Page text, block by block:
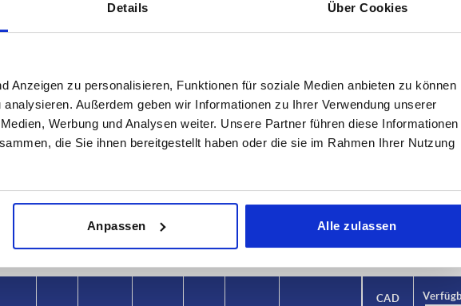
Details Über Cookies
Anzeigen zu personalisieren, Funktionen für soziale Medien anbieten zu können
Außerdem geben wir Informationen zu Ihrer Verwendung unserer
Werbung und Analysen weiter. Unsere Partner führen diese Informationen
die Sie ihnen bereitgestellt haben oder die sie im Rahmen Ihrer Nutzung
Anpassen Alle zulassen
D1 E
TABELLE VERGRÖSSERN
Sie das bestätigte
Lieferzeit auf
Derzeit nicht
CAD